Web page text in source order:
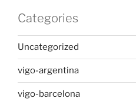
Categories
Uncategorized
vigo-argentina
vigo-barcelona